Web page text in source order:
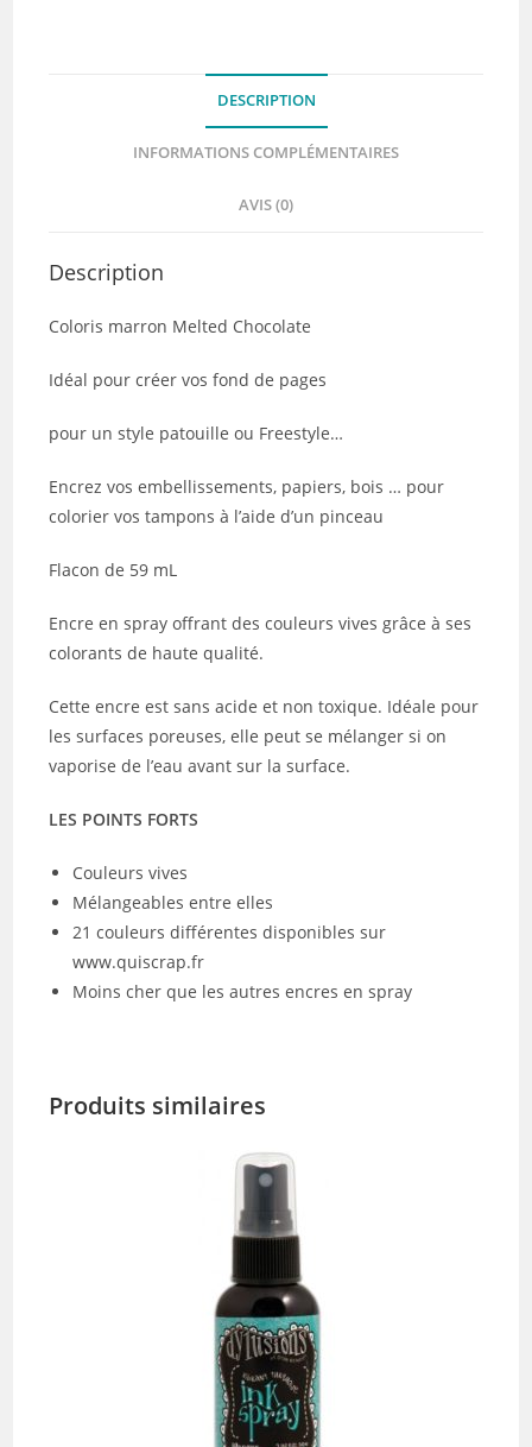
DESCRIPTION
INFORMATIONS COMPLÉMENTAIRES
AVIS (0)
Description
Coloris marron Melted Chocolate
Idéal pour créer vos fond de pages
pour un style patouille ou Freestyle…
Encrez vos embellissements, papiers, bois … pour
colorier vos tampons à l’aide d’un pinceau
Flacon de 59 mL
Encre en spray offrant des couleurs vives grâce à ses
colorants de haute qualité.
Cette encre est sans acide et non toxique. Idéale pour
les surfaces poreuses, elle peut se mélanger si on
vaporise de l’eau avant sur la surface.
LES POINTS FORTS
Couleurs vives
Mélangeables entre elles
21 couleurs différentes disponibles sur
www.quiscrap.fr
Moins cher que les autres encres en spray
Produits similaires